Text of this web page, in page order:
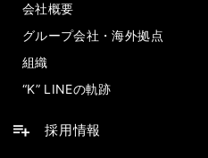
会社概要
グループ会社・海外拠点
組織
“K” LINEの軌跡
採用情報